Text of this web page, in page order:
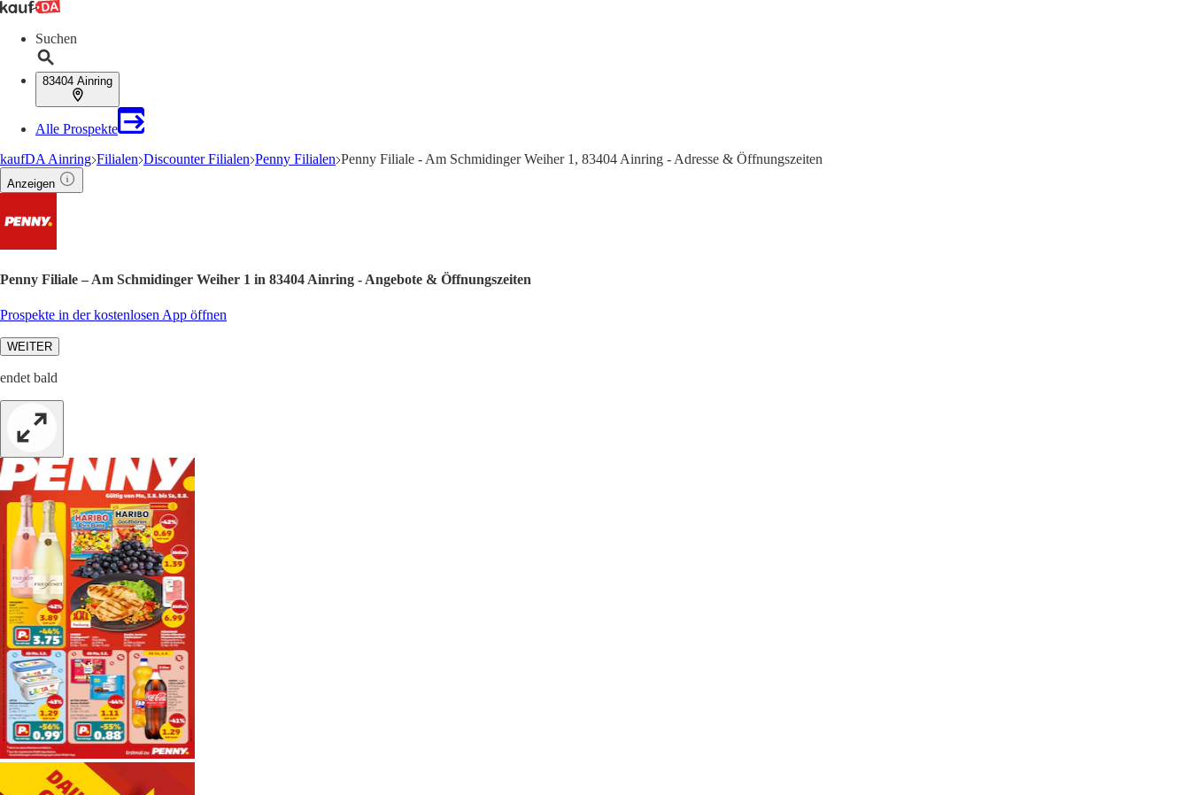
Suchen
83404 Ainring
Alle Prospekte
kaufDA Ainring Filialen Discounter Filialen Penny Filialen Penny Filiale - Am Schmidinger Weiher 1, 83404 Ainring - Adresse & Öffnungszeiten
Anzeigen
Penny Filiale – Am Schmidinger Weiher 1 in 83404 Ainring - Angebote & Öffnungszeiten
Prospekte in der kostenlosen App öffnen
WEITER
endet bald